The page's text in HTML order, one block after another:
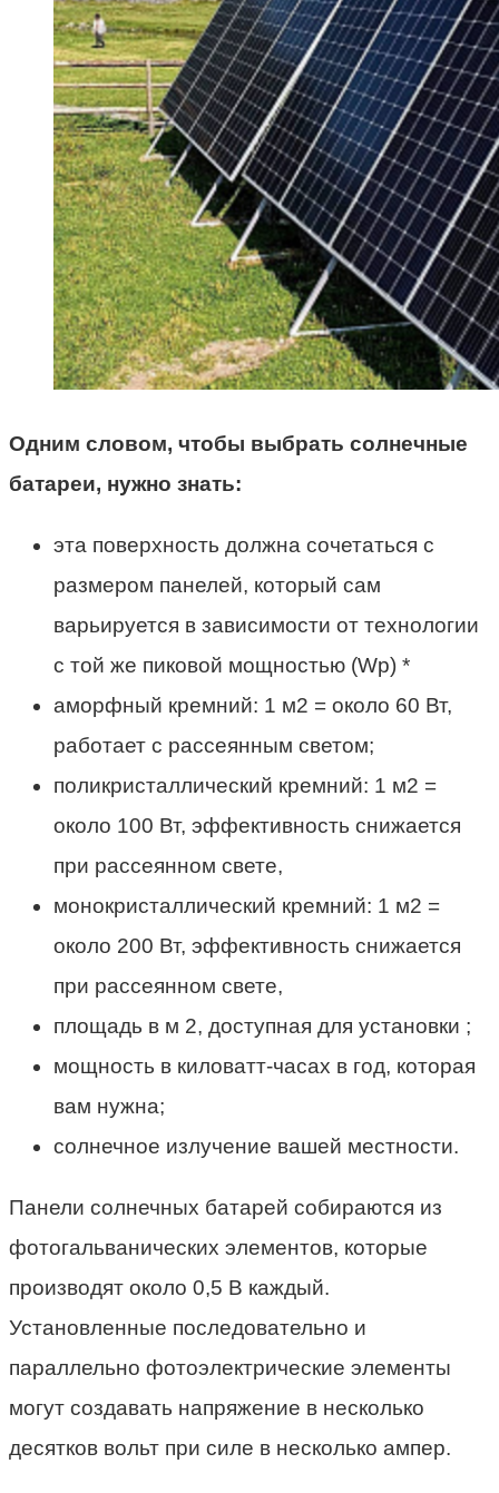
Одним словом, чтобы выбрать солнечные
батареи, нужно знать:
эта поверхность должна сочетаться с
размером панелей, который сам
варьируется в зависимости от технологии
с той же пиковой мощностью (Wp) *
аморфный кремний: 1 м2 = около 60 Вт,
работает с рассеянным светом;
поликристаллический кремний: 1 м2 =
около 100 Вт, эффективность снижается
при рассеянном свете,
монокристаллический кремний: 1 м2 =
около 200 Вт, эффективность снижается
при рассеянном свете,
площадь в м 2, доступная для установки ;
мощность в киловатт-часах в год, которая
вам нужна;
солнечное излучение вашей местности.
Панели солнечных батарей собираются из
фотогальванических элементов, которые
производят около 0,5 В каждый.
Установленные последовательно и
параллельно фотоэлектрические элементы
могут создавать напряжение в несколько
десятков вольт при силе в несколько ампер.